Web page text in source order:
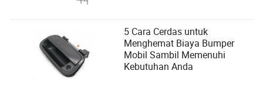
5 Cara Cerdas untuk
Menghemat Biaya Bumper
Mobil Sambil Memenuhi
Kebutuhan Anda